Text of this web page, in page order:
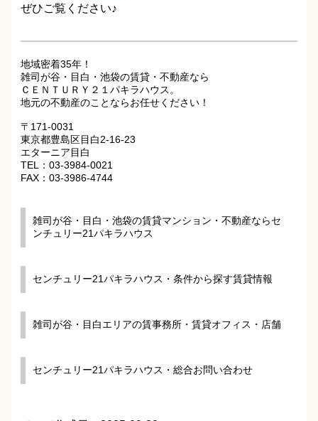
ぜひご覧ください♪
地域密着35年！
雑司が谷・目白・池袋の賃貸・不動産なら
ＣＥＮＴＵＲＹ２１パキラハウス。
地元の不動産のことならお任せください！
〒171-0031
東京都豊島区目白2-16-23
エターニア目白
TEL：03-3984-0021
FAX：03-3986-4744
雑司が谷・目白・池袋の賃貸マンション・不動産ならセ
ンチュリー21パキラハウス
センチュリー21パキラハウス・条件から探す賃貸情報
雑司が谷・目白エリアの賃事務所・賃貸オフィス・店舗
センチュリー21パキラハウス・総合お問い合わせ